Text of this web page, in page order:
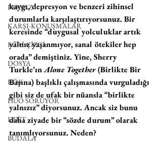
PERVAZ
KARŞI-KONUŞMALAR
EĞRİ ÇİZGİ
DOSYA
KÖK
HUO SORUYOR
ETÜT
BUDALA
kaygı, depresyon ve benzeri zihinsel
durumlarla karşılaştırıyorsunuz. Bir
keresinde “duygusal yolculuklar artık
yalnız yaşanmıyor, sanal ötekiler hep
orada” demiştiniz. Yine, Sherry
Turkle’ın Alone Together (Birlikte Bir
Başına) başlıklı çalışmasında vurguladığı
gibi siz de ufak bir nüansla “birlikte
yalnızız” diyorsunuz. Ancak siz bunu
daha ziyade bir “sözde durum” olarak
tanımlıyorsunuz. Neden?